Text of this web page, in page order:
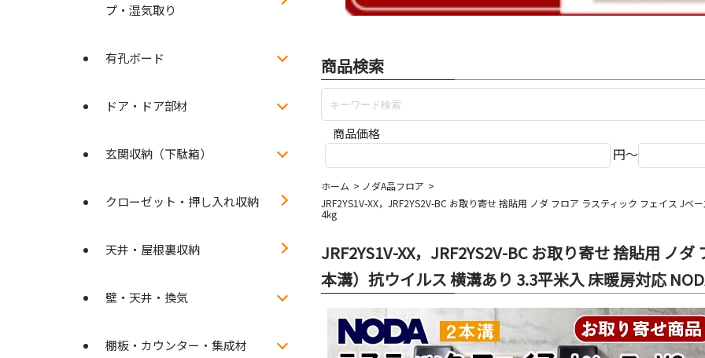
商品検索
商品価格
円～
ホーム
ノダA品フロア
JRF2YS1V-XX，JRF2YS2V-BC お取り寄せ 捨貼用 ノダ フロア ラスティック フェイス J
4kg
JRF2YS1V-XX，JRF2YS2V-BC お取り寄せ 捨貼用 ノ
本溝）抗ウイルス 横溝あり 3.3平米入 床暖房対応
プ・湿気取り
有孔ボード
ドア・ドア部材
玄関収納（下駄箱）
クローゼット・押し入れ収納
天井・屋根裏収納
壁・天井・換気
棚板・カウンター・集成材